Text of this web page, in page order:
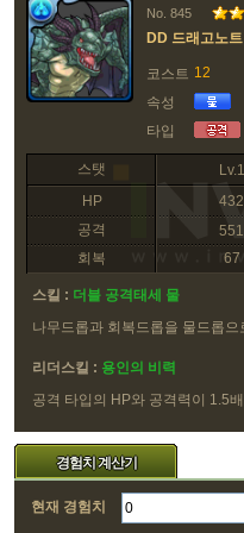
No. 845
DD 드래고노트
코스트 12
속성
타입
스탯
Lv.1
HP
432
공격
551
회복
67
스킬 : 더블 공격태세 물
나무드롭과 회복드롭을 물드롭으
리더스킬 : 용인의 비력
공격 타입의 HP와 공격력이 1.5
경험치 계산기
현재 경험치